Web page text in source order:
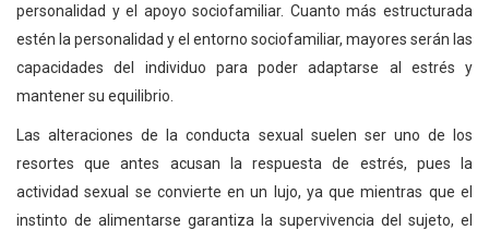
personalidad y el apoyo sociofamiliar. Cuanto más estructurada
estén la personalidad y el entorno sociofamiliar, mayores serán las
capacidades del individuo para poder adaptarse al estrés y
mantener su equilibrio.
Las alteraciones de la conducta sexual suelen ser uno de los
resortes que antes acusan la respuesta de estrés, pues la
actividad sexual se convierte en un lujo, ya que mientras que el
instinto de alimentarse garantiza la supervivencia del sujeto, el